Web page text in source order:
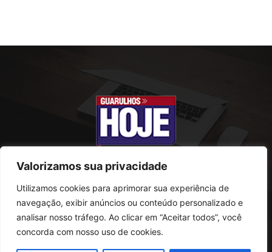
Valorizamos sua privacidade
Utilizamos cookies para aprimorar sua experiência de
navegação, exibir anúncios ou conteúdo personalizado e
analisar nosso tráfego. Ao clicar em “Aceitar todos”, você
concorda com nosso uso de cookies.
SOBRE NÓS
Rua Conselheiro Antonio Prado, 121